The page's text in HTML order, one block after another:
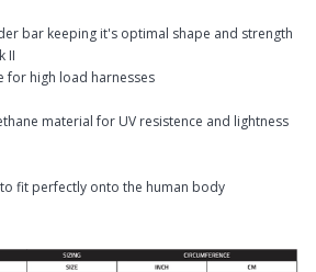
bar keeping it's optimal shape and strength
II
for high load harnesses
material for UV resistence and lightness
fit perfectly onto the human body